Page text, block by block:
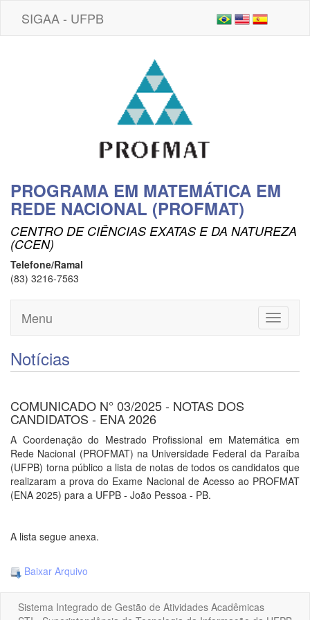
SIGAA - UFPB
PROGRAMA EM MATEMÁTICA EM
REDE NACIONAL (PROFMAT)
CENTRO DE CIÊNCIAS EXATAS E DA NATUREZA
(CCEN)
Telefone/Ramal
(83) 3216-7563
Toggle
Menu
Notícias
COMUNICADO N° 03/2025 - NOTAS DOS
CANDIDATOS - ENA 2026
A Coordenação do Mestrado Profissional em Matemática em
Rede Nacional (PROFMAT) na Universidade Federal da Paraíba
(UFPB) torna público a lista de notas de todos os candidatos que
realizaram a prova do Exame Nacional de Acesso ao PROFMAT
(ENA 2025) para a UFPB - João Pessoa - PB.
A lista segue anexa.
Baixar Arquivo
Sistema Integrado de Gestão de Atividades Acadêmicas